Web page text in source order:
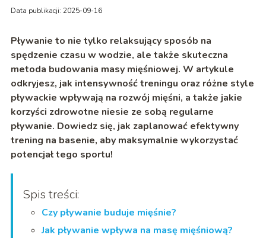
Data publikacji: 2025-09-16
Pływanie to nie tylko relaksujący sposób na
spędzenie czasu w wodzie, ale także skuteczna
metoda budowania masy mięśniowej. W artykule
odkryjesz, jak intensywność treningu oraz różne style
pływackie wpływają na rozwój mięśni, a także jakie
korzyści zdrowotne niesie ze sobą regularne
pływanie. Dowiedz się, jak zaplanować efektywny
trening na basenie, aby maksymalnie wykorzystać
potencjał tego sportu!
Spis treści:
Czy pływanie buduje mięśnie?
Jak pływanie wpływa na masę mięśniową?